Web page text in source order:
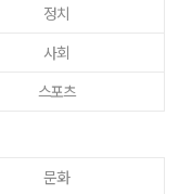
정치
사회
스포츠
문화